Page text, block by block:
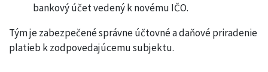
bankový účet vedený k novému IČO.
Tým je zabezpečené správne účtovné a daňové priradenie
platieb k zodpovedajúcemu subjektu.